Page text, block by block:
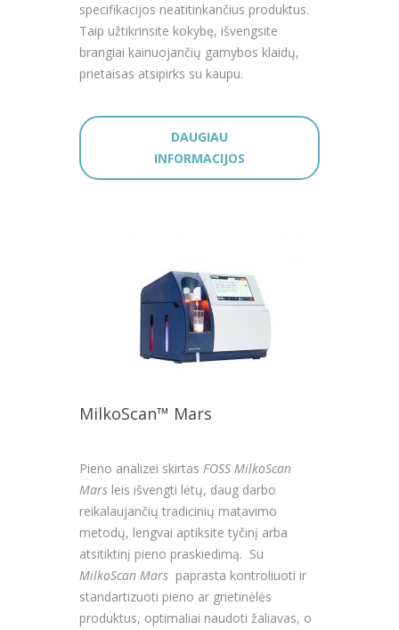
specifikacijos neatitinkančius produktus.
Taip užtikrinsite kokybę, išvengsite
brangiai kainuojančių gamybos klaidų,
prietaisas atsipirks su kaupu.
DAUGIAU
INFORMACIJOS
MilkoScan™ Mars
Pieno analizei skirtas FOSS MilkoScan
Mars leis išvengti lėtų, daug darbo
reikalaujančių tradicinių matavimo
metodų, lengvai aptiksite tyčinį arba
atsitiktinį pieno praskiedimą. Su
MilkoScan Mars paprasta kontroliuoti ir
standartizuoti pieno ar grietinėlės
produktus, optimaliai naudoti žaliavas, o